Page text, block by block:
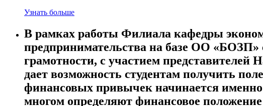
Узнать больше
В рамках работы Филиала кафедры
предпринимательства на базе ОО «БОЗП»
грамотности, с участием представителей
дает возможность студентам получить
финансовых привычек начинается именно
многом определяют финансовое